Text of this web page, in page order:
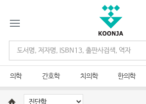
의학 간호학 치의학 한의학